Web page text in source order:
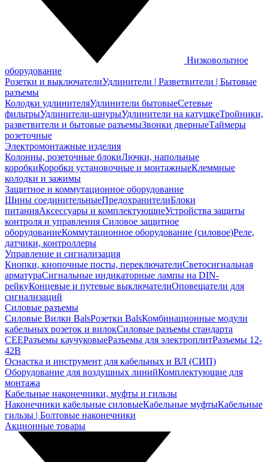
Низковольтное
оборудование
Розетки и выключателиУдлинители | Разветвители | Бытовые
разъемы
Колодки удлинителяУдлинители бытовыеСетевые
фильтрыУдлинители-шнурыУдлинители на катушкеТройники,
разветвители и бытовые разъемыЗвонки дверныеТаймеры
розеточные
Электромонтажные изделия
Колонны, розеточные блокиЛючки, напольные
коробкиКоробки установочные и монтажныеКлеммные
колодки и зажимы
Защитное и коммутационное оборудование
Шины соединительныеПредохранителиБлоки
питанияАксессуары и комплектующиеУстройства защиты
контроля и управления Силовое защитное
оборудованиеКоммутационное оборудование (силовое)Реле,
датчики, контроллеры
Управление и сигнализация
Кнопки, кнопочные посты, переключателиСветосигнальная
арматураСигнальные индикаторные лампы на DIN-
рейкуКонцевые и путевые выключателиОповещатели для
сигнализаций
Силовые разъемы
Силовые Вилки BalsРозетки BalsКомбинационные модули
кабельных розеток и вилокСиловые разъемы стандарта
CEEРазъемы каучуковыеРазъемы для электроплитРазъемы 12-
42В
Оснастка и инструмент для кабельных и ВЛ (СИП)
Оборудование для воздушных линийКомплектующие для
монтажа
Кабельные наконечники, муфты и гильзы
Наконечники кабельные силовыеКабельные муфтыКабельные
гильзы | Болтовые наконечники
Акционные товары